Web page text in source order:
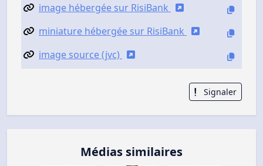
image hébergée sur RisiBank
miniature hébergée sur RisiBank
image source (jvc)
Signaler
Médias similaires